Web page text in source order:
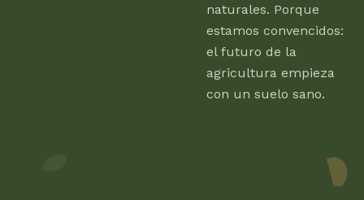
naturales. Porque
estamos convencidos:
el futuro de la
agricultura empieza
con un suelo sano.